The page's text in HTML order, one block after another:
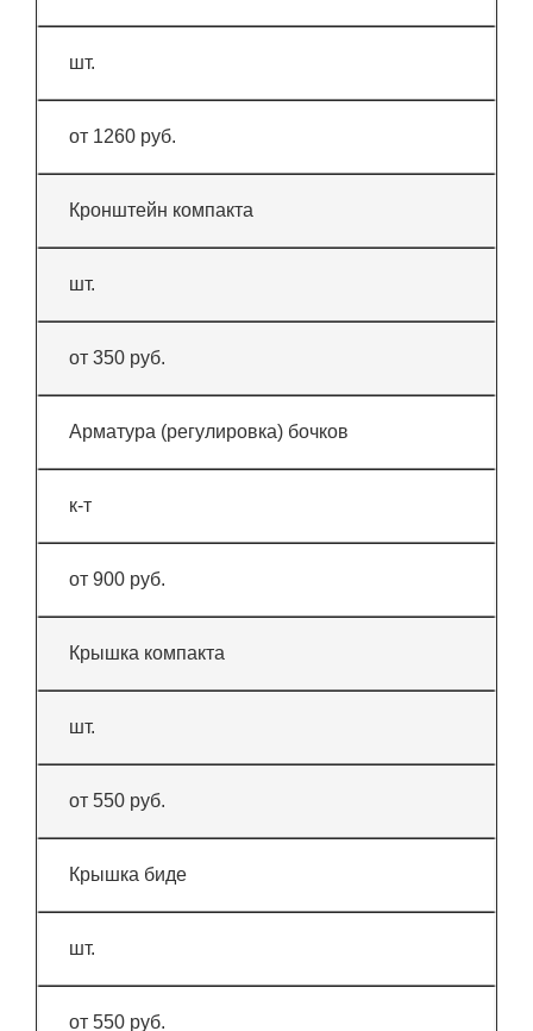
шт.
от 1260 руб.
Кронштейн компакта
шт.
от 350 руб.
Арматура (регулировка) бочков
к-т
от 900 руб.
Крышка компакта
шт.
от 550 руб.
Крышка биде
шт.
от 550 руб.